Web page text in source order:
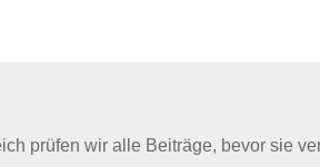
prüfen wir alle Beiträge, bevor sie